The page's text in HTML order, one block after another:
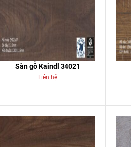
Sàn gỗ Kaindl 34021
Liên hệ